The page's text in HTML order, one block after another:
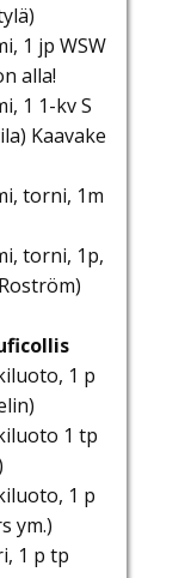
1 jp WSW
alla!
1 1-kv S
Kaavake
torni, 1m
torni, 1p,
1 p
1 tp
1 p
ym.)
1 p tp